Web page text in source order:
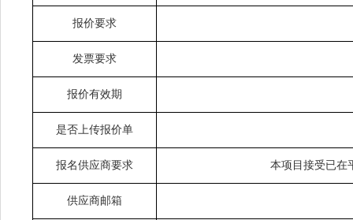
报价要求
发票要求
报价有效期
是否上传报价单
报名供应商要求 本项目接受已在
供应商邮箱